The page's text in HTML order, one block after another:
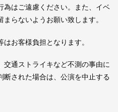
為はご遠慮ください。また、イベ
らないようお願い致します。
お客様負担となります。
通ストライキなど不測の事由に
断された場合は、公演を中止する